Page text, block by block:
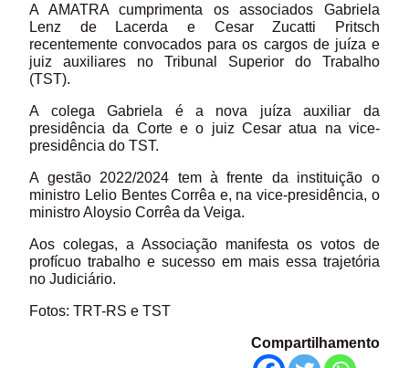
A AMATRA cumprimenta os associados Gabriela
Lenz de Lacerda e Cesar Zucatti Pritsch
recentemente convocados para os cargos de juíza e
juiz auxiliares no Tribunal Superior do Trabalho
(TST).
A colega Gabriela é a nova juíza auxiliar da
presidência da Corte e o juiz Cesar atua na vice-
presidência do TST.
A gestão 2022/2024 tem à frente da instituição o
ministro Lelio Bentes Corrêa e, na vice-presidência, o
ministro Aloysio Corrêa da Veiga.
Aos colegas, a Associação manifesta os votos de
profícuo trabalho e sucesso em mais essa trajetória
no Judiciário.
Fotos: TRT-RS e TST
Compartilhamento